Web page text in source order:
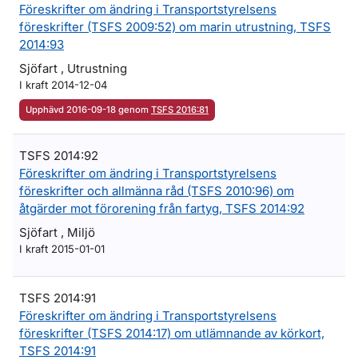
Föreskrifter om ändring i Transportstyrelsens
föreskrifter (TSFS 2009:52) om marin utrustning, TSFS
2014:93
Sjöfart , Utrustning
I kraft 2014-12-04
Upphävd 2016-09-18 genom TSFS 2016:81
TSFS 2014:92
Föreskrifter om ändring i Transportstyrelsens
föreskrifter och allmänna råd (TSFS 2010:96) om
åtgärder mot förorening från fartyg, TSFS 2014:92
Sjöfart , Miljö
I kraft 2015-01-01
TSFS 2014:91
Föreskrifter om ändring i Transportstyrelsens
föreskrifter (TSFS 2014:17) om utlämnande av körkort,
TSFS 2014:91